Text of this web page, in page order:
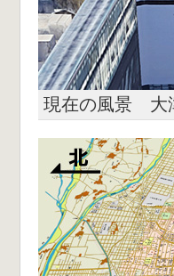
現在の風景 大